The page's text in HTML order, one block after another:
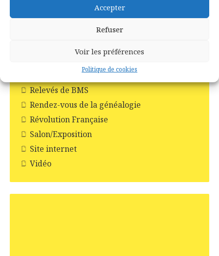
Accepter
Refuser
Voir les préférences
Politique de cookies
Livres
Monuments aux morts
Recensements de la population
Relevés de BMS
Rendez-vous de la généalogie
Révolution Française
Salon/Exposition
Site internet
Vidéo